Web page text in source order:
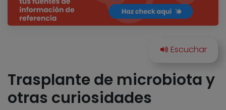
Trasplante de microbiota y
otras curiosidades